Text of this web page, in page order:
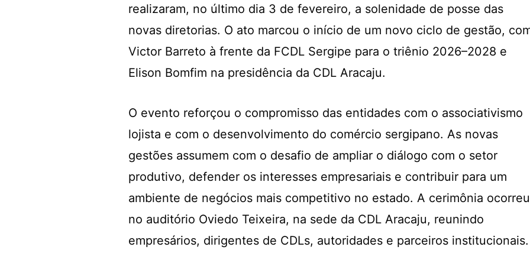
realizaram, no último dia 3 de fevereiro, a solenidade de posse das
novas diretorias. O ato marcou o início de um novo ciclo de gestão,
Victor Barreto à frente da FCDL Sergipe para o triênio 2026–2028 e
Elison Bomfim na presidência da CDL Aracaju.
O evento reforçou o compromisso das entidades com o associativismo
lojista e com o desenvolvimento do comércio sergipano. As novas
gestões assumem com o desafio de ampliar o diálogo com o setor
produtivo, defender os interesses empresariais e contribuir para um
ambiente de negócios mais competitivo no estado. A cerimônia ocorreu
no auditório Oviedo Teixeira, na sede da CDL Aracaju, reunindo
empresários, dirigentes de CDLs, autoridades e parceiros institucionais.